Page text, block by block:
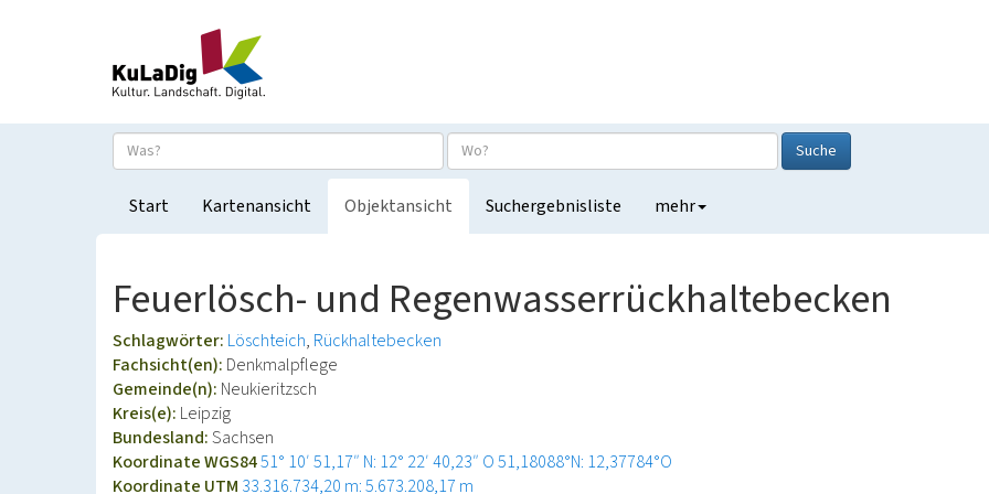
Suche
Start Kartenansicht Objektansicht Suchergebnisliste mehr
Feuerlösch- und Regenwasserrückhaltebecken
Schlagwörter: Löschteich Rückhaltebecken
Fachsicht(en): Denkmalpflege
Gemeinde(n): Neukieritzsch
Kreis(e): Leipzig
Bundesland:Sachsen
Koordinate WGS8451° 10′ 51,17″ N: 12° 22′ 40,23″ O51,18088°N: 12,37784°O
Koordinate UTM 33.316.734,20 m: 5.673.208,17 m